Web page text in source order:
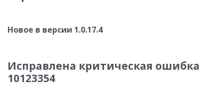
Новое в версии 1.0.17.4
Исправлена критическая ошибка
10123354